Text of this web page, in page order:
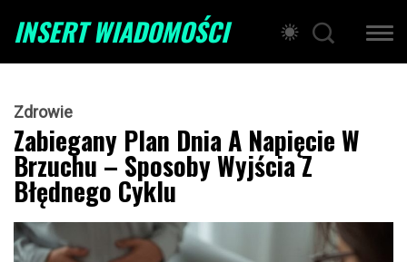
INSERT WIADOMOŚCI
Zdrowie
Zabiegany Plan Dnia A Napięcie W
Brzuchu – Sposoby Wyjścia Z
Błędnego Cyklu